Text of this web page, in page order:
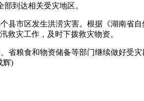
到达相关受灾地区。
县市区发生洪涝灾害。根据《湖南省
救灾工作，及时下拨救灾物资。
粮食和物资储备等部门继续做好受
辉)